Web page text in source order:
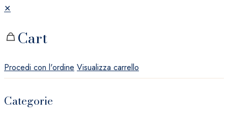
✕
Cart
Procedi con l'ordine Visualizza carrello
Categorie